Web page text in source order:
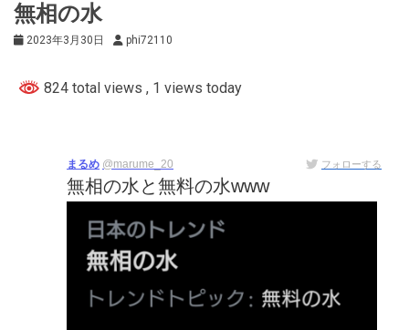
無相の水
2023年3月30日 phi72110
824 total views , 1 views today
まるめ @marume_20 フォローする
無相の水と無料の水www